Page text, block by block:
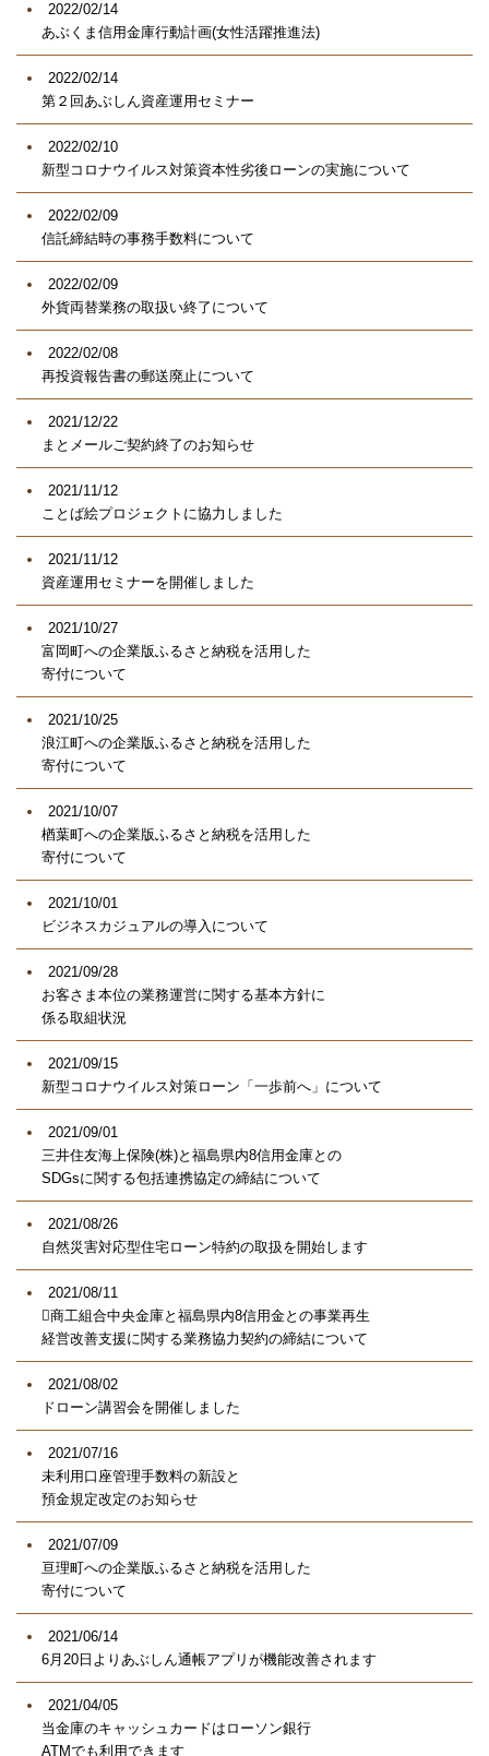
2022/02/14
あぶくま信用金庫行動計画(女性活躍推進法)
2022/02/14
第２回あぶしん資産運用セミナー
2022/02/10
新型コロナウイルス対策資本性劣後ローンの実施について
2022/02/09
信託締結時の事務手数料について
2022/02/09
外貨両替業務の取扱い終了について
2022/02/08
再投資報告書の郵送廃止について
2021/12/22
まとメールご契約終了のお知らせ
2021/11/12
ことば絵プロジェクトに協力しました
2021/11/12
資産運用セミナーを開催しました
2021/10/27
富岡町への企業版ふるさと納税を活用した
寄付について
2021/10/25
浪江町への企業版ふるさと納税を活用した
寄付について
2021/10/07
楢葉町への企業版ふるさと納税を活用した
寄付について
2021/10/01
ビジネスカジュアルの導入について
2021/09/28
お客さま本位の業務運営に関する基本方針に
係る取組状況
2021/09/15
新型コロナウイルス対策ローン「一歩前へ」について
2021/09/01
三井住友海上保険(株)と福島県内8信用金庫との
SDGsに関する包括連携協定の締結について
2021/08/26
自然災害対応型住宅ローン特約の取扱を開始します
2021/08/11
商工組合中央金庫と福島県内8信用金との事業再生
経営改善支援に関する業務協力契約の締結について
2021/08/02
ドローン講習会を開催しました
2021/07/16
未利用口座管理手数料の新設と
預金規定改定のお知らせ
2021/07/09
亘理町への企業版ふるさと納税を活用した
寄付について
2021/06/14
6月20日よりあぶしん通帳アプリが機能改善されます
2021/04/05
当金庫のキャッシュカードはローソン銀行
ATMでも利用できます